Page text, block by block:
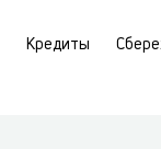
Кредиты